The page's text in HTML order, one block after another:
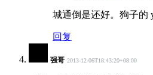
城通倒是还好。狗子的
回复
强哥 2013-12-06T18:43:20+08:00